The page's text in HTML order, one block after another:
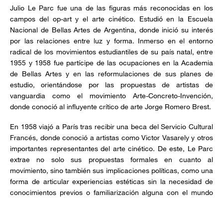
Julio Le Parc fue una de las figuras más reconocidas en los
campos del op-art y el arte cinético. Estudió en la Escuela
Nacional de Bellas Artes de Argentina, donde inició su interés
por las relaciones entre luz y forma. Inmerso en el entorno
radical de los movimientos estudiantiles de su país natal, entre
1955 y 1958 fue partícipe de las ocupaciones en la Academia
de Bellas Artes y en las reformulaciones de sus planes de
estudio, orientándose por las propuestas de artistas de
vanguardia como el movimiento Arte-Concreto-Invención,
donde conoció al influyente crítico de arte Jorge Romero Brest.
En 1958 viajó a París tras recibir una beca del Servicio Cultural
Francés, donde conoció a artistas como Victor Vasarely y otros
importantes representantes del arte cinético. De este, Le Parc
extrae no solo sus propuestas formales en cuanto al
movimiento, sino también sus implicaciones políticas, como una
forma de articular experiencias estéticas sin la necesidad de
conocimientos previos o familiarización alguna con el mundo